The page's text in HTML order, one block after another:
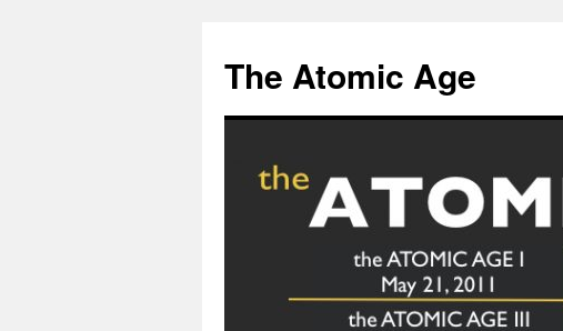
content
The Atomic Age